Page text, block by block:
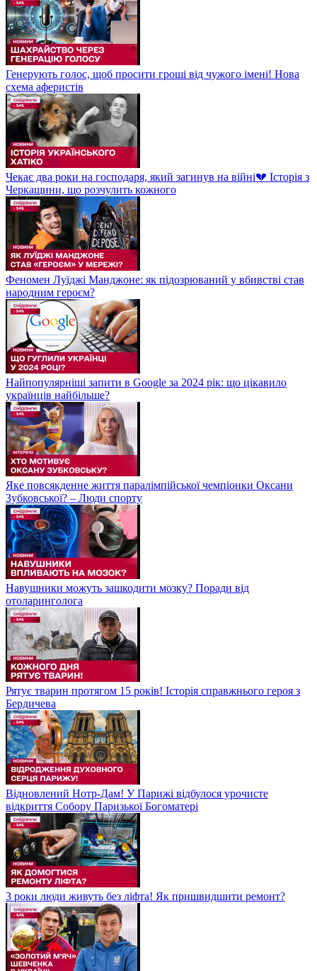
Генерують голос, щоб просити гроші від чужого імені! Нова
схема аферистів
Чекає два роки на господаря, який загинув на війні💔 Історія з
Черкащини, що розчулить кожного
Феномен Луїджі Манджоне: як підозрюваний у вбивстві став
народним героєм?
Найпопулярніші запити в Google за 2024 рік: що цікавило
українців найбільше?
Яке повсякденне життя паралімпійської чемпіонки Оксани
Зубковської? – Люди спорту
Навушники можуть зашкодити мозку? Поради від
отоларинголога
Рятує тварин протягом 15 років! Історія справжнього героя з
Бердичева
Відновлений Нотр-Дам! У Парижі відбулося урочисте
відкриття Собору Паризької Богоматері
3 роки люди живуть без ліфта! Як пришвидшити ремонт?